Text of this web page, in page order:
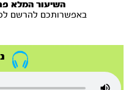
השיעור המלא
באפשרותכם להרשם